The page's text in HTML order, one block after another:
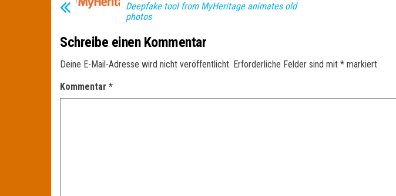
Deepfake tool from MyHeritage animates old
photos
Schreibe einen Kommentar
Deine E-Mail-Adresse wird nicht veröffentlicht. Erforderliche Felder sind mit * markiert
Kommentar *